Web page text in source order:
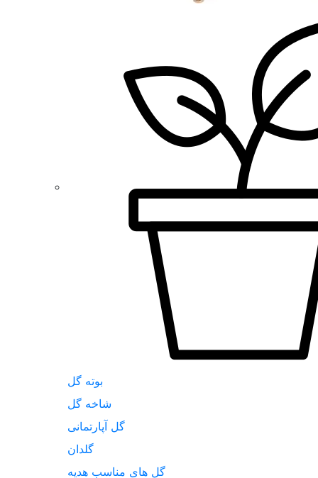
بوته گل
شاخه گل
گل آپارتمانی
گلدان
گل های مناسب هدیه